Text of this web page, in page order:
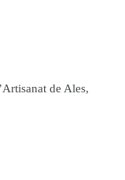
de Ales,